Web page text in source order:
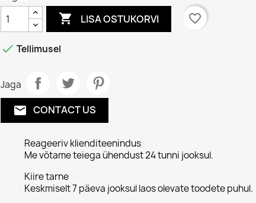
 LISA OSTUKORVI favorite_border
 Tellimusel
Jaga
email CONTACT US
Reageeriv klienditeenindus
Me võtame teiega ühendust 24 tunni jooksul.
Kiire tarne
Keskmiselt 7 päeva jooksul laos olevate toodete puhul.